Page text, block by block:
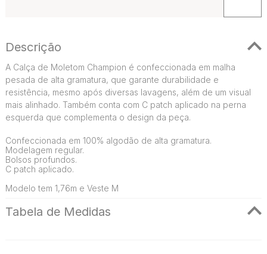
Descrição
A Calça de Moletom Champion é confeccionada em malha
pesada de alta gramatura, que garante durabilidade e
resistência, mesmo após diversas lavagens, além de um visual
mais alinhado. Também conta com C patch aplicado na perna
esquerda que complementa o design da peça.
Confeccionada em 100% algodão de alta gramatura.
Modelagem regular.
Bolsos profundos.
C patch aplicado.
Modelo tem 1,76m e Veste M
Tabela de Medidas